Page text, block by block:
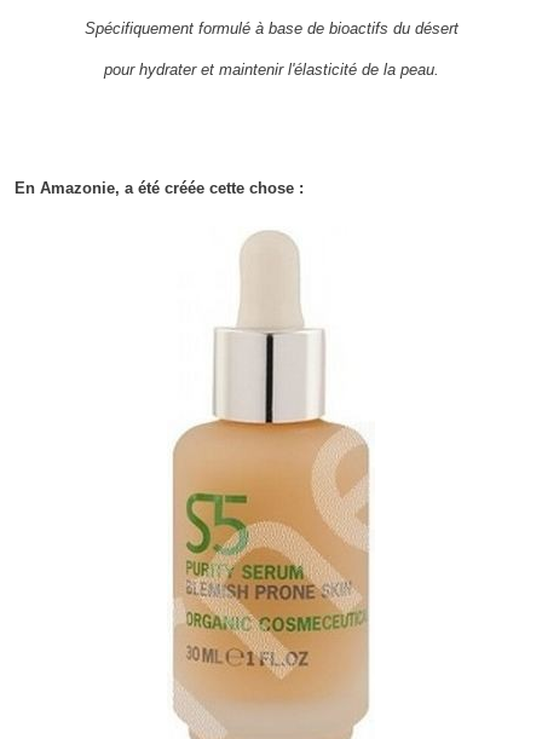
Spécifiquement formulé à base de bioactifs du désert
pour hydrater et maintenir l'élasticité de la peau.
En Amazonie, a été créée cette chose :